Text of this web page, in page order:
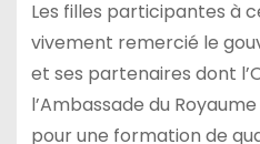
Les filles participantes à
vivement remercié le
et ses partenaires dont
l’Ambassade du
pour une formation de